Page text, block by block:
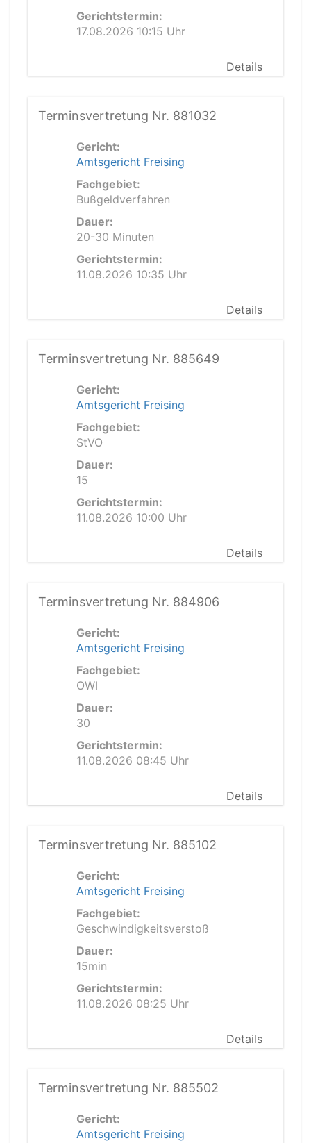
Gerichtstermin:
17.08.2026 10:15 Uhr
Details
Terminsvertretung Nr. 881032
Gericht:
Amtsgericht Freising
Fachgebiet:
Bußgeldverfahren
Dauer:
20-30 Minuten
Gerichtstermin:
11.08.2026 10:35 Uhr
Details
Terminsvertretung Nr. 885649
Gericht:
Amtsgericht Freising
Fachgebiet:
StVO
Dauer:
15
Gerichtstermin:
11.08.2026 10:00 Uhr
Details
Terminsvertretung Nr. 884906
Gericht:
Amtsgericht Freising
Fachgebiet:
OWI
Dauer:
30
Gerichtstermin:
11.08.2026 08:45 Uhr
Details
Terminsvertretung Nr. 885102
Gericht:
Amtsgericht Freising
Fachgebiet:
Geschwindigkeitsverstoß
Dauer:
15min
Gerichtstermin:
11.08.2026 08:25 Uhr
Details
Terminsvertretung Nr. 885502
Gericht:
Amtsgericht Freising